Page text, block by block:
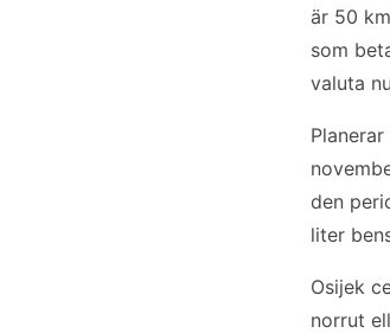
är 50
som
valuta
den
liter
Osijek
norrut